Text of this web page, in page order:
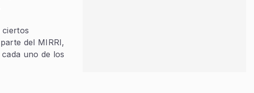
ciertos
del MIRRI,
uno de los